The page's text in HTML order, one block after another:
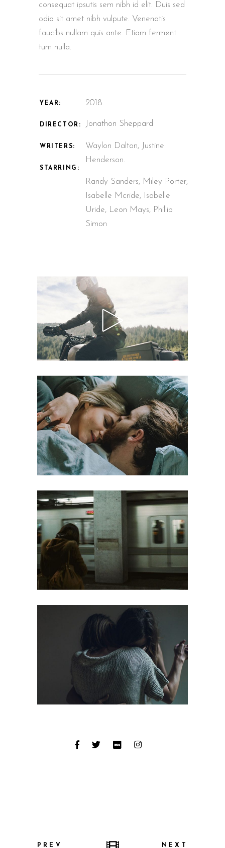
consequat ipsutis sem nibh id elit. Duis sed
odio sit amet nibh vulpute. Venenatis
faucibs nullam quis ante. Etiam ferment
tum nulla.
YEAR:
DIRECTOR:
WRITERS:
STARRING:
2018.
Jonathon Sheppard
Waylon Dalton, Justine
Henderson.
Randy Sanders, Miley Porter,
Isabelle Mcride, Isabelle
Uride, Leon Mays, Phillip
Simon
PREV NEXT